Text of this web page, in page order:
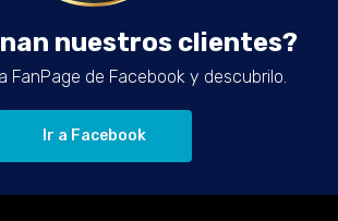
nuestros clientes?
FanPage de Facebook y descubrilo.
Ir a Facebook